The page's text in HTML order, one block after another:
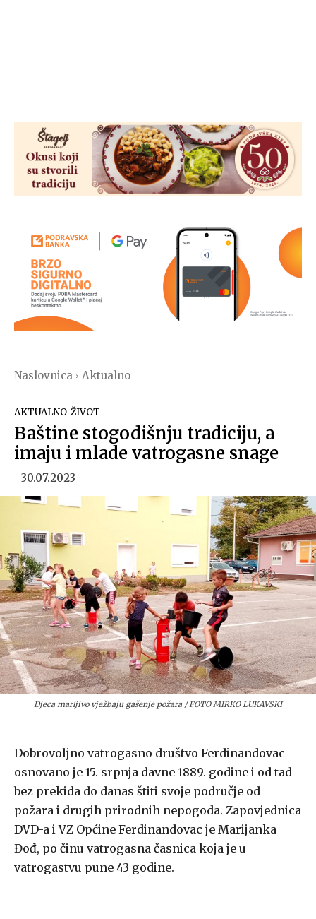
Naslovnica Aktualno
AKTUALNO ŽIVOT
Baštine stogodišnju tradiciju, a
imaju i mlade vatrogasne snage
30.07.2023
Djeca marljivo vježbaju gašenje požara / FOTO MIRKO LUKAVSKI
Dobrovoljno vatrogasno društvo Ferdinandovac
osnovano je 15. srpnja davne 1889. godine i od tad
bez prekida do danas štiti svoje područje od
požara i drugih prirodnih nepogoda. Zapovjednica
DVD-a i VZ Općine Ferdinandovac je Marijanka
Đođ, po činu vatrogasna časnica koja je u
vatrogastvu pune 43 godine.